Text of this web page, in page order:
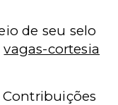
de seu selo
vagas-cortesia
Contribuições